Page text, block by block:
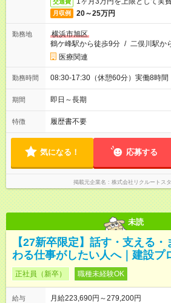
交通費
月収例 20～25万円
勤務地
横浜市旭区
鶴ケ峰駅から徒歩9分 / 二俣川駅か
医療関連
勤務時間 08:30-17:30（休憩60分）実働8時間
期間 即日～長期
特徴 履歴書不要
気になる！ 応募する
掲載元企業名 株式会社リクルートス
未読
【27新卒限定】話す・支える
わる仕事がしたい人へ｜建設プ
正社員（新卒） 職種未経験OK
給与
月給223,690円～279,200円